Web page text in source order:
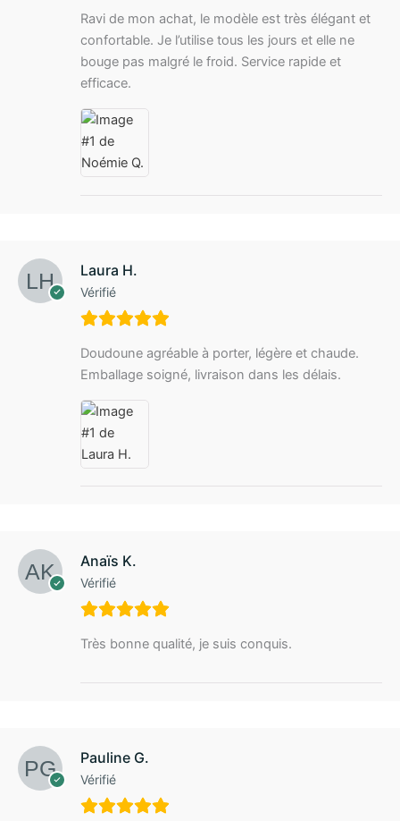
Ravi de mon achat, le modèle est très élégant et
confortable. Je l’utilise tous les jours et elle ne
bouge pas malgré le froid. Service rapide et
efficace.
Laura H.
Vérifié
Doudoune agréable à porter, légère et chaude.
Emballage soigné, livraison dans les délais.
Anaïs K.
Vérifié
Très bonne qualité, je suis conquis.
Pauline G.
Vérifié